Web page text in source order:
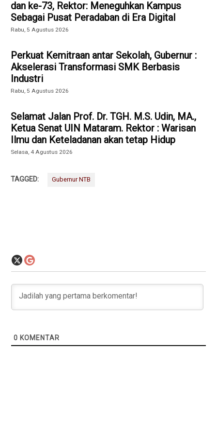
dan ke-73, Rektor: Meneguhkan Kampus
Sebagai Pusat Peradaban di Era Digital
Rabu, 5 Agustus 2026
Perkuat Kemitraan antar Sekolah, Gubernur :
Akselerasi Transformasi SMK Berbasis
Industri
Rabu, 5 Agustus 2026
Selamat Jalan Prof. Dr. TGH. M.S. Udin, MA.,
Ketua Senat UIN Mataram. Rektor : Warisan
Ilmu dan Keteladanan akan tetap Hidup
Selasa, 4 Agustus 2026
TAGGED: Gubernur NTB
0 KOMENTAR